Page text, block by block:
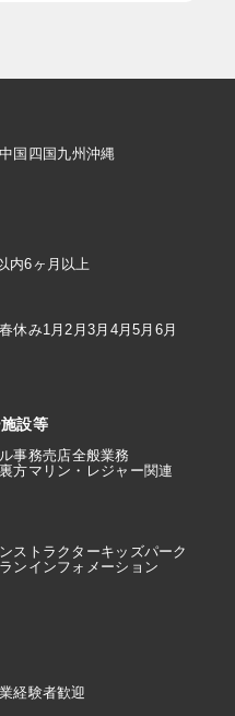
中国 四国九州沖縄
内6ヶ月以上
春休み1月 2月3月 4月5月 6月
設等
事務売店全般業務
裏方マリン・レジャー関連
ストラクターキッズパーク
ン インフォメーション
経験者歓迎